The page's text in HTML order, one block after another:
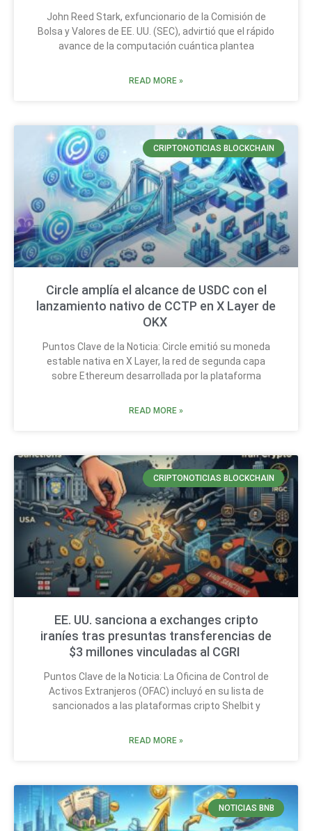
John Reed Stark, exfuncionario de la Comisión de
Bolsa y Valores de EE. UU. (SEC), advirtió que el rápido
avance de la computación cuántica plantea
READ MORE »
CRIPTONOTICIAS BLOCKCHAIN
Circle amplía el alcance de USDC con el
lanzamiento nativo de CCTP en X Layer de
OKX
Puntos Clave de la Noticia: Circle emitió su moneda
estable nativa en X Layer, la red de segunda capa
sobre Ethereum desarrollada por la plataforma
READ MORE »
CRIPTONOTICIAS BLOCKCHAIN
EE. UU. sanciona a exchanges cripto
iraníes tras presuntas transferencias de
$3 millones vinculadas al CGRI
Puntos Clave de la Noticia: La Oficina de Control de
Activos Extranjeros (OFAC) incluyó en su lista de
sancionados a las plataformas cripto Shelbit y
READ MORE »
NOTICIAS BNB